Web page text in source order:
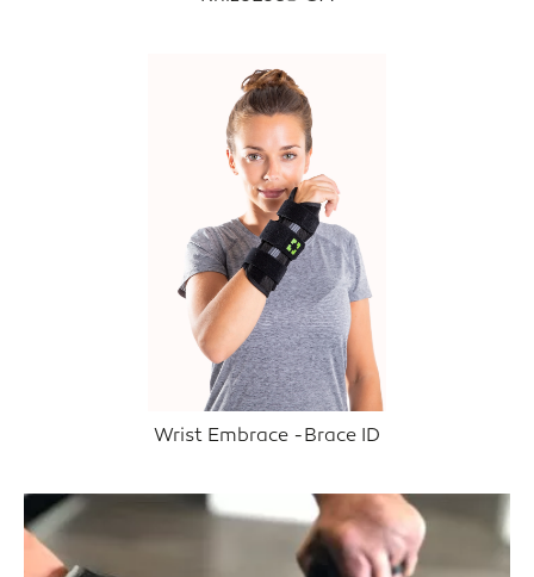
Wrist Embrace -Brace ID